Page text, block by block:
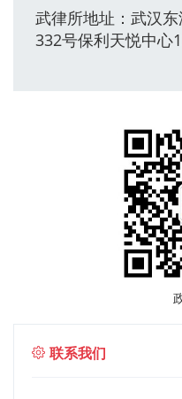
武律所地址：武汉
332号保利天悦中心
联系我们